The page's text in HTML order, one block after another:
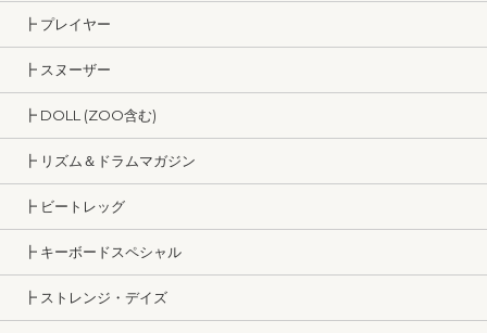
┣ プレイヤー
┣ スヌーザー
┣ DOLL (ZOO含む)
┣ リズム＆ドラムマガジン
┣ ビートレッグ
┣ キーボードスペシャル
┣ ストレンジ・デイズ